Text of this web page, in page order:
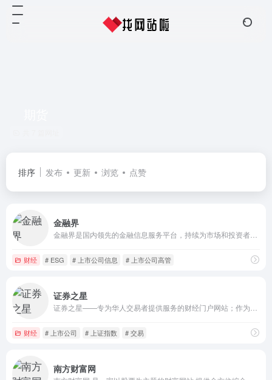
排序 发布 更新 浏览 点赞
金融界
财经 # ESG # 上市公司信息 # 上市公司高管
证券之星
财经 # 上市公司 # 上证指数 # 交易
南方财富网